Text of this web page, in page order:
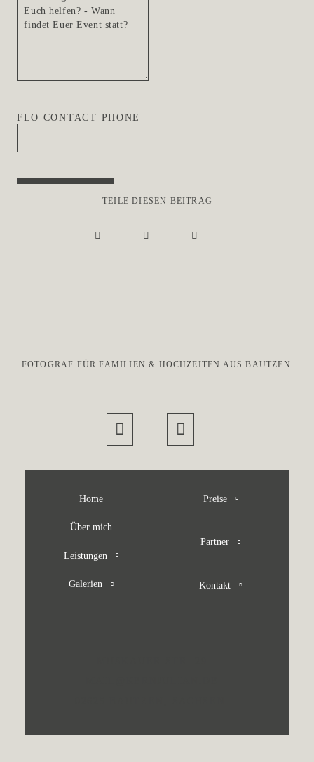
FLO CONTACT PHONE
TEILE DIESEN BEITRAG
Home
Über mich
Leistungen
Galerien
FOTOGRAF FÜR FAMILIEN & HOCHZEITEN AUS BAUTZEN
Preise
Partner
Kontakt